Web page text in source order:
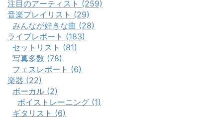
注目のアーティスト (259)
音楽プレイリスト (29)
みんなが好きな曲 (28)
ライブレポート (183)
セットリスト (81)
写真多数 (78)
フェスレポート (6)
楽器 (22)
ボーカル (2)
ボイストレーニング (1)
ギタリスト (6)